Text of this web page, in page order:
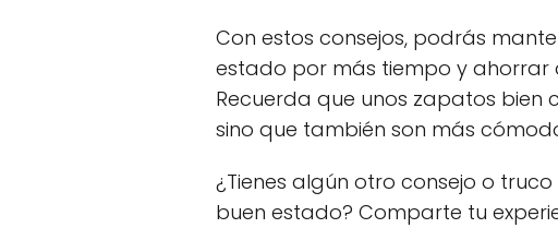
Con estos consejos, podrás
estado por más tiempo y ahorrar
Recuerda que unos zapatos bien
sino que también son más
¿Tienes algún otro consejo o
buen estado? Comparte tu